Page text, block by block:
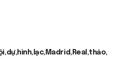
dự hình lạc Madrid Real thảo